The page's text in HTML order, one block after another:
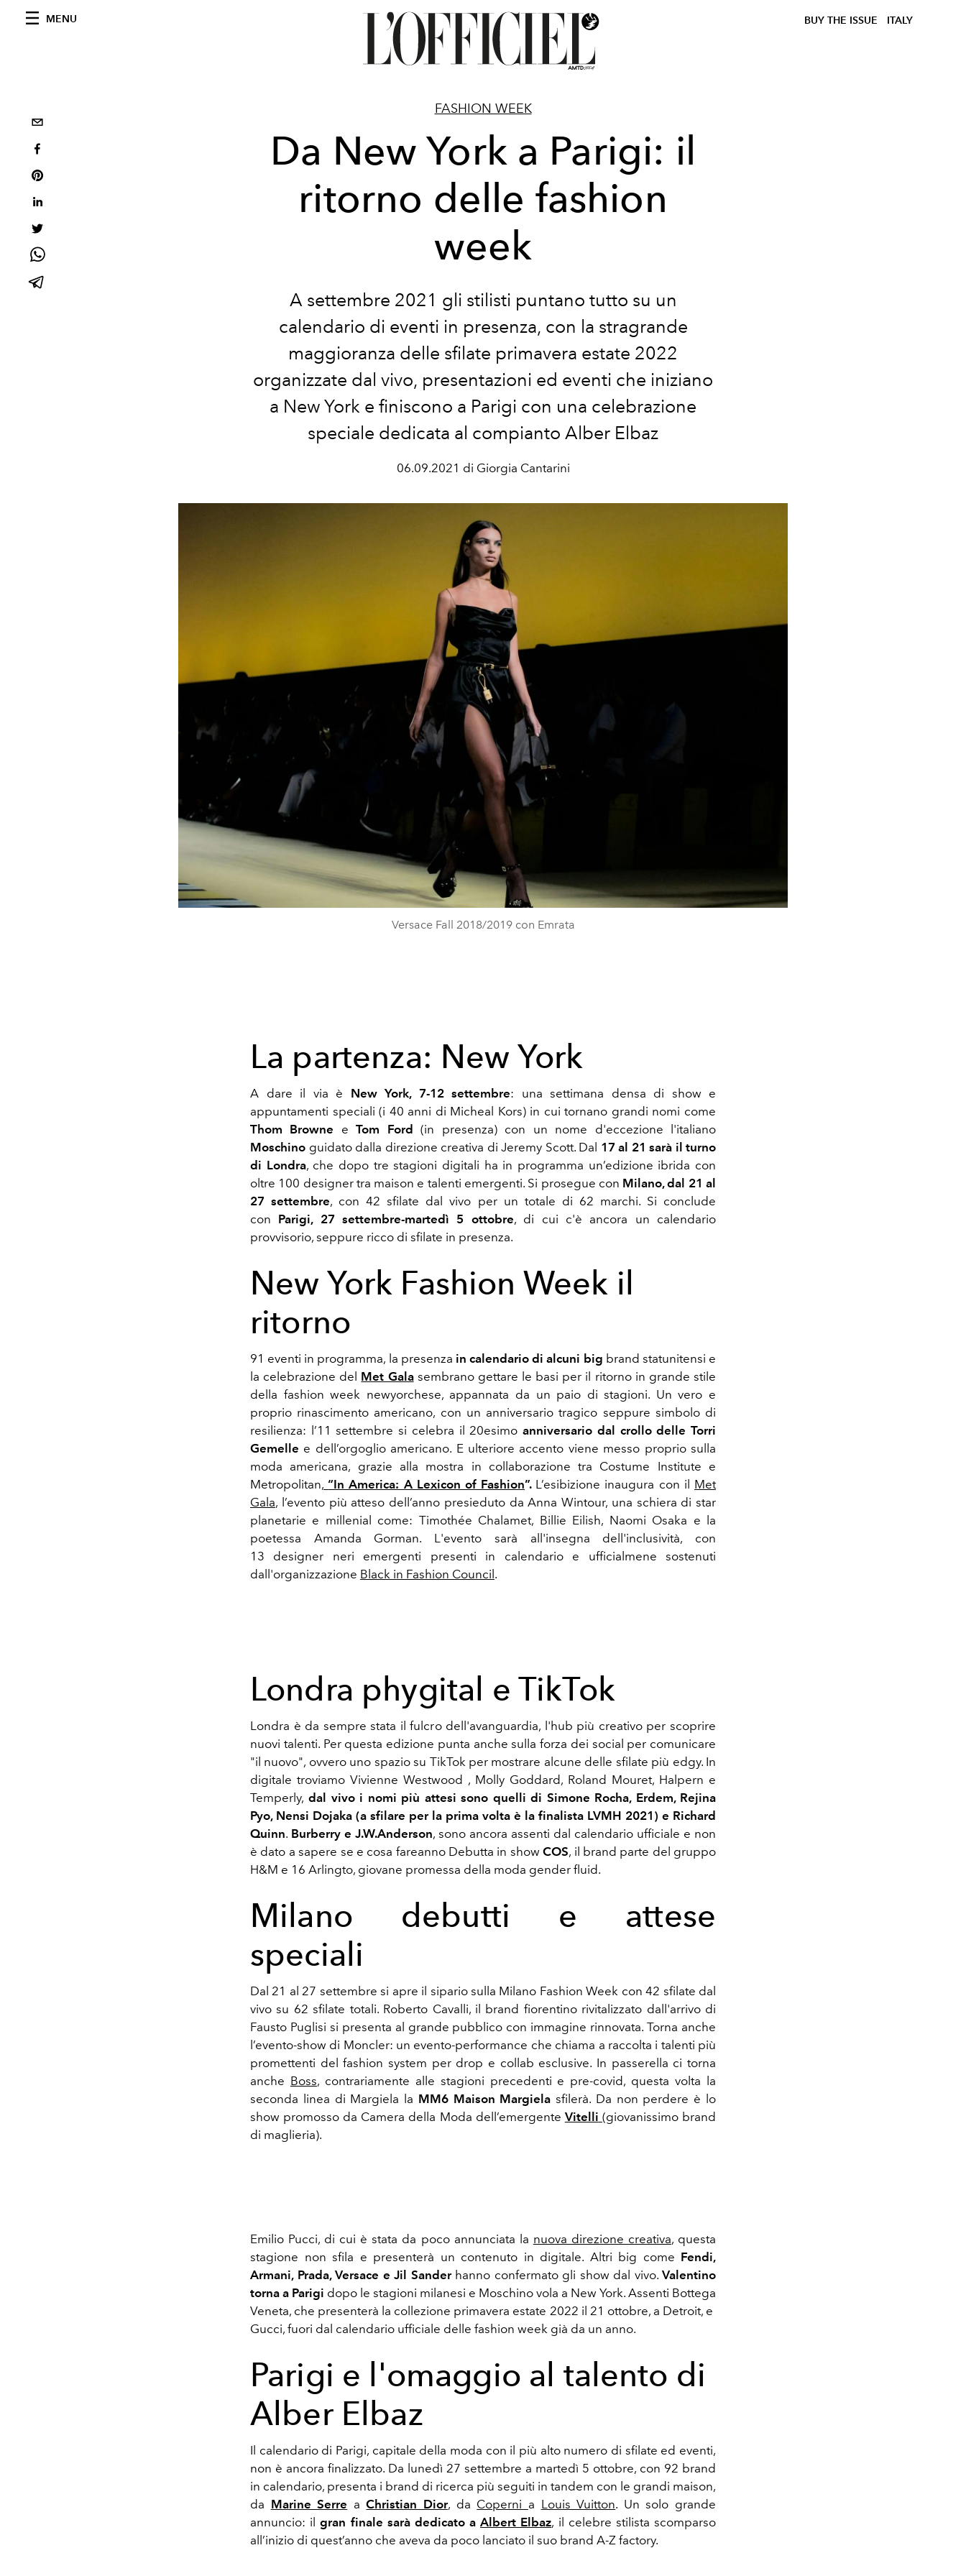
MENU BUY THE ISSUE ITALY
FASHION WEEK
Da New York a Parigi: il
ritorno delle fashion
week
A settembre 2021 gli stilisti puntano tutto su un
calendario di eventi in presenza, con la stragrande
maggioranza delle sfilate primavera estate 2022
organizzate dal vivo, presentazioni ed eventi che iniziano
a New York e finiscono a Parigi con una celebrazione
speciale dedicata al compianto Alber Elbaz
06.09.2021 di Giorgia Cantarini
Versace Fall 2018/2019 con Emrata
La partenza: New York
A dare il via è New York, 7-12 settembre: una settimana densa di show e
appuntamenti speciali (i 40 anni di Micheal Kors) in cui tornano grandi nomi come
Thom Browne eTom Ford(in presenza) con un nome d'eccezione l'italiano
Moschino guidato dalla direzione creativa di Jeremy Scott. Dal 17 al 21 sarà il turno
di Londra, che dopo tre stagioni digitali ha in programma un’edizione ibrida con
oltre 100 designer tra maison e talenti emergenti. Si prosegue con Milano, dal 21 al
27 settembre, con 42 sfilate dal vivo per un totale di 62 marchi. Si conclude
con Parigi, 27 settembre-martedì 5 ottobre, di cui c'è ancora un calendario
provvisorio, seppure ricco di sfilate in presenza.
New York Fashion Week il
ritorno
91 eventi in programma, la presenza in calendario di alcuni big brand statunitensi e
la celebrazione del Met Galasembrano gettare le basi per il ritorno in grande stile
della fashion week newyorchese, appannata da un paio di stagioni. Un vero e
proprio rinascimento americano, con un anniversario tragico seppure simbolo di
resilienza: l’11 settembre si celebra il 20esimo anniversario dal crollo delle Torri
Gemelle e dell’orgoglio americano. E ulteriore accento viene messo proprio sulla
moda americana, grazie alla mostra in collaborazione tra Costume Institute e
Metropolitan, “In America: A Lexicon of Fashion”. L’esibizione inaugura con il Met
Gala, l’evento più atteso dell’anno presieduto da Anna Wintour, una schiera di star
planetarie e millenial come: Timothée Chalamet, Billie Eilish, Naomi Osaka e la
poetessa Amanda Gorman. L'evento sarà all'insegna dell'inclusività, con
13 designer neri emergenti presenti in calendario e ufficialmene sostenuti
dall'organizzazione Black in Fashion Council .
Londra phygital e TikTok
Londra è da sempre stata il fulcro dell'avanguardia, l'hub più creativo per scoprire
nuovi talenti. Per questa edizione punta anche sulla forza dei social per comunicare
"il nuovo", ovvero uno spazio su TikTok per mostrare alcune delle sfilate più edgy. In
digitale troviamo Vivienne Westwood , Molly Goddard, Roland Mouret, Halpern e
Temperly, dal vivo i nomi più attesi sono quelli di Simone Rocha, Erdem, Rejina
Pyo, Nensi Dojaka (a sfilare per la prima volta è la finalista LVMH 2021) e Richard
Quinn. Burberry e J.W.Anderson, sono ancora assenti dal calendario ufficiale e non
è dato a sapere se e cosa fareanno Debutta in show COS, il brand parte del gruppo
H&M e 16 Arlingto, giovane promessa della moda gender fluid.
Milano debutti e attese
speciali
Dal 21 al 27 settembre si apre il sipario sulla Milano Fashion Week con 42 sfilate dal
vivo su 62 sfilate totali. Roberto Cavalli, il brand fiorentino rivitalizzato dall'arrivo di
Fausto Puglisi si presenta al grande pubblico con immagine rinnovata. Torna anche
l’evento-show di Moncler: un evento-performance che chiama a raccolta i talenti più
promettenti del fashion system per drop e collab esclusive. In passerella ci torna
anche Boss, contrariamente alle stagioni precedenti e pre-covid, questa volta la
seconda linea di Margiela la MM6 Maison Margielasfilerà. Da non perdere è lo
show promosso da Camera della Moda dell’emergente Vitelli (giovanissimo brand
di maglieria).
Emilio Pucci, di cui è stata da poco annunciata la nuova direzione creativa, questa
stagione non sfila e presenterà un contenuto in digitale. Altri big come Fendi,
Armani, Prada, Versace e Jil Sanderhanno confermato gli show dal vivo. Valentino
torna a Parigi dopo le stagioni milanesi e Moschino vola a New York. Assenti Bottega
Veneta, che presenterà la collezione primavera estate 2022 il 21 ottobre, a Detroit, e
Gucci, fuori dal calendario ufficiale delle fashion week già da un anno.
Parigi e l'omaggio al talento di
Alber Elbaz
Il calendario di Parigi, capitale della moda con il più alto numero di sfilate ed eventi,
non è ancora finalizzato. Da lunedì 27 settembre a martedì 5 ottobre, con 92 brand
in calendario, presenta i brand di ricerca più seguiti in tandem con le grandi maison,
da Marine Serre aChristian Dior, da Coperni a Louis Vuitton. Un solo grande
annuncio: il gran finale sarà dedicato aAlbert Elbaz, il celebre stilista scomparso
all’inizio di quest’anno che aveva da poco lanciato il suo brand A-Z factory.